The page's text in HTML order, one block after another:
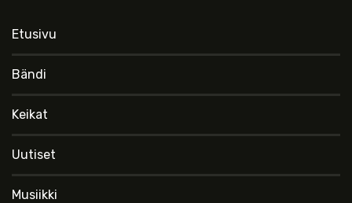
Etusivu
Bändi
Keikat
Uutiset
Musiikki